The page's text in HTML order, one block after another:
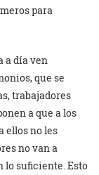
para
a día ven
que se
trabajadores
a que a los
ellos no les
no van a
lo suficiente. Esto